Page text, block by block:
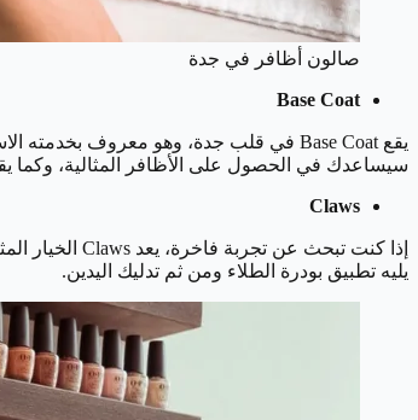
صالون أظافر في جدة
Base Coat
سيساعدك في الحصول على الأظافر المثالية، وكما
Claws
يليه تطبيق بودرة الطلاء ومن ثم تدليك اليدين.